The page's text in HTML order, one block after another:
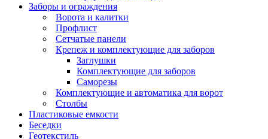
Заборы и ограждения
Ворота и калитки
Профлист
Сетчатые панели
Крепеж и комплектующие для заборов
Заглушки
Комплектующие для заборов
Саморезы
Комплектующие и автоматика для ворот
Столбы
Пластиковые емкости
Беседки
Геотекстиль